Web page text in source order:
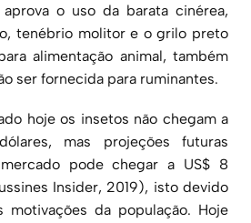
o uso da barata cinérea,
tenébrio molitor e o grilo preto
alimentação animal, também
ser fornecida para ruminantes.
hoje os insetos não chegam a
mas projeções futuras
pode chegar a US$ 8
Insider, 2019), isto devido
motivações da população. Hoje